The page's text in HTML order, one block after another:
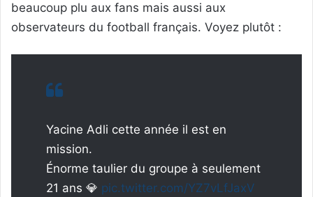
beaucoup plu aux fans mais aussi aux
observateurs du football français. Voyez plutôt :
Yacine Adli cette année il est en
mission.
Énorme taulier du groupe à seulement
21 ans 💎 pic.twitter.com/YZ7vLfJaxV